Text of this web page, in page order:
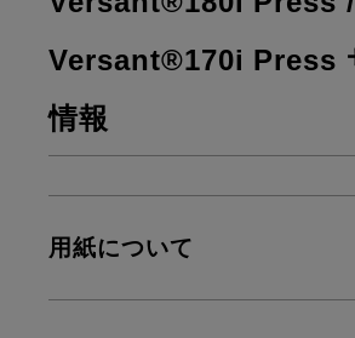
Versant®170i Press
情報
用紙について